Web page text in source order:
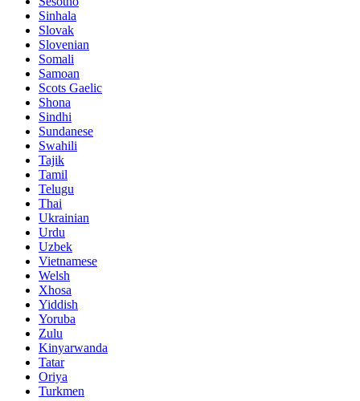
Sinhala
Slovak
Slovenian
Somali
Samoan
Scots Gaelic
Shona
Sindhi
Sundanese
Swahili
Tajik
Tamil
Telugu
Thai
Ukrainian
Urdu
Uzbek
Vietnamese
Welsh
Xhosa
Yiddish
Yoruba
Zulu
Kinyarwanda
Tatar
Oriya
Turkmen